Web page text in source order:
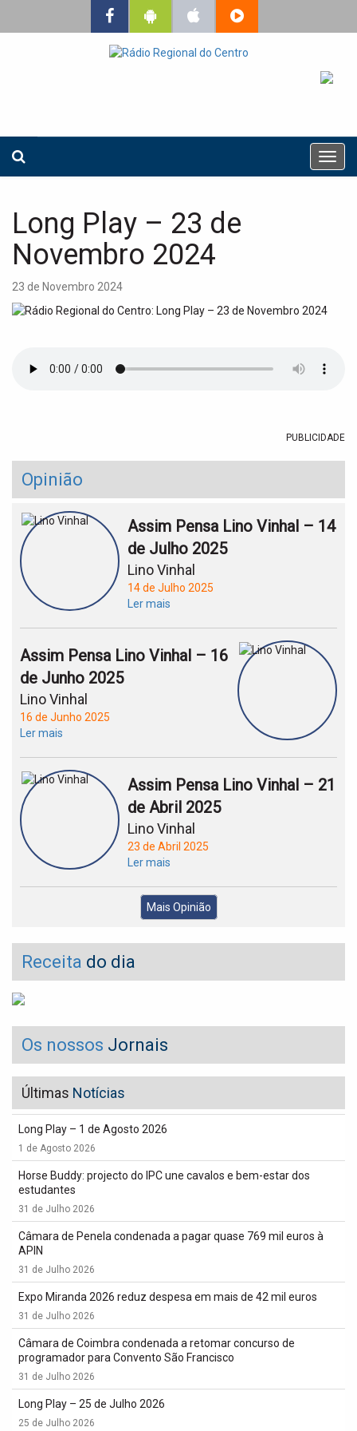
T
o
i
Long Play – 23 de
Novembro 2024
23 de Novembro 2024
PUBLICIDADE
Opinião
Assim Pensa Lino Vinhal – 14
de Julho 2025
Lino Vinhal
14 de Julho 2025
Ler mais
Assim Pensa Lino Vinhal – 16
de Junho 2025
Lino Vinhal
16 de Junho 2025
Ler mais
Assim Pensa Lino Vinhal – 21
de Abril 2025
Lino Vinhal
23 de Abril 2025
Ler mais
Mais Opinião
Receita do dia
Os nossos Jornais
Últimas Notícias
Long Play – 1 de Agosto 2026
1 de Agosto 2026
Horse Buddy: projecto do IPC une cavalos e bem-estar dos
estudantes
31 de Julho 2026
Câmara de Penela condenada a pagar quase 769 mil euros à
APIN
31 de Julho 2026
Expo Miranda 2026 reduz despesa em mais de 42 mil euros
31 de Julho 2026
Câmara de Coimbra condenada a retomar concurso de
programador para Convento São Francisco
31 de Julho 2026
Long Play – 25 de Julho 2026
25 de Julho 2026